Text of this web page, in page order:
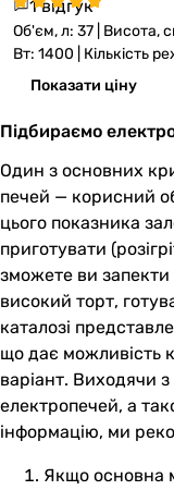
1 відгук
Об'єм, л: 37 | Висота,
Вт: 1400 | Кількість
Показати ціну
Підбираємо
Один з основних
печей — корисний
цього показника
приготувати
зможете ви запекти
високий торт,
каталозі
що дає можливість
варіант. Виходячи
електропечей, а
інформацію, ми
Якщо основна